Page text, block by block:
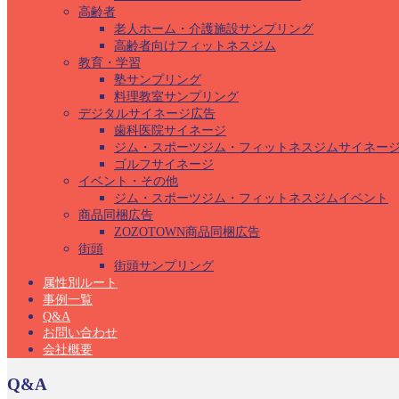
高齢者
老人ホーム・介護施設サンプリング
高齢者向けフィットネスジム
教育・学習
塾サンプリング
料理教室サンプリング
デジタルサイネージ広告
歯科医院サイネージ
ジム・スポーツジム・フィットネスジムサイネー
ゴルフサイネージ
イベント・その他
ジム・スポーツジム・フィットネスジムイベント
商品同梱広告
ZOZOTOWN商品同梱広告
街頭
街頭サンプリング
属性別ルート
事例一覧
Q&A
お問い合わせ
会社概要
Q&A